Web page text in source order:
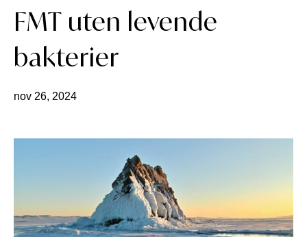
FMT uten levende
bakterier
nov 26, 2024